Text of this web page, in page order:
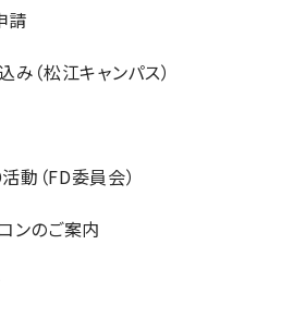
請
（松江キャンパス）
動（FD委員会）
ンのご案内